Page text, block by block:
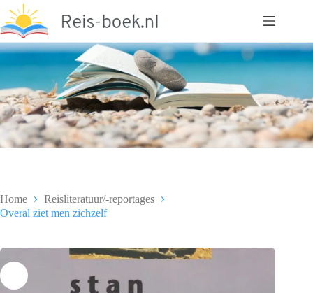
naar
de
inhoud
Home
Reisliteratuur/-reportages
Overal ziet men zichzelf